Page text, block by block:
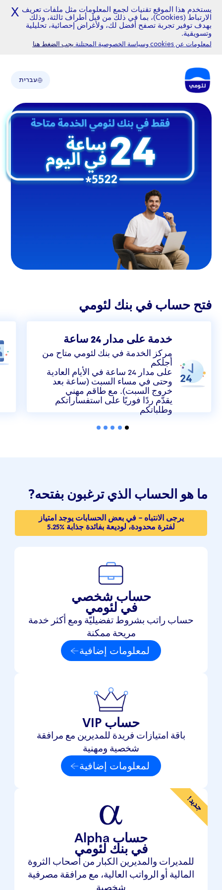
يستخدم هذا الموقع تقنيات لجمع المعلومات مثل ملفات تعريف
الارتباط (Cookies)، بما في ذلك من قبل أطراف ثالثة، وذلك
بهدف توفير تجربة تصفح أفضل لك، ولأغراض إحصائية، تحليلية
وتسويقية.
لمعلومات عن cookies وسياسة الخصوصية المحتلنة يجب الضغط هنا
X
עברית
فتح حساب في بنك لئومي
خدمة على مدار 24 ساعة
مركز الخدمة في بنك لئومي متاح من
أجلكم
على مدار 24 ساعة في الأيام العادية
وحتى في مساء السبت (ساعة بعد
خروج السبت). مع طاقم مهني
يقدّم ردًا فوريًا على استفساراتكم
وطلباتكم
ما هو الحساب الذي ترغبون بفتحه?
يرجى الانتباه - في بعض الحسابات يوجد امتياز
لفترة محدودة، لوديعة بفائدة جذابة %5.25
حساب شخصي
في لئومي
حساب راتب بشروط تفضيليّة ومع أكثر خدمة
مريحة ممكنة
لمعلومات إضافية
حساب VIP
باقة امتيازات فريدة للمديرين مع مرافقة
شخصية ومهنية
لمعلومات إضافية
جديد!
حساب Alpha
في بنك لئومي
للمديرات والمديرين الكبار من أصحاب الثروة
المالية أو الرواتب العالية، مع مرافقة مصرفية
شخصية